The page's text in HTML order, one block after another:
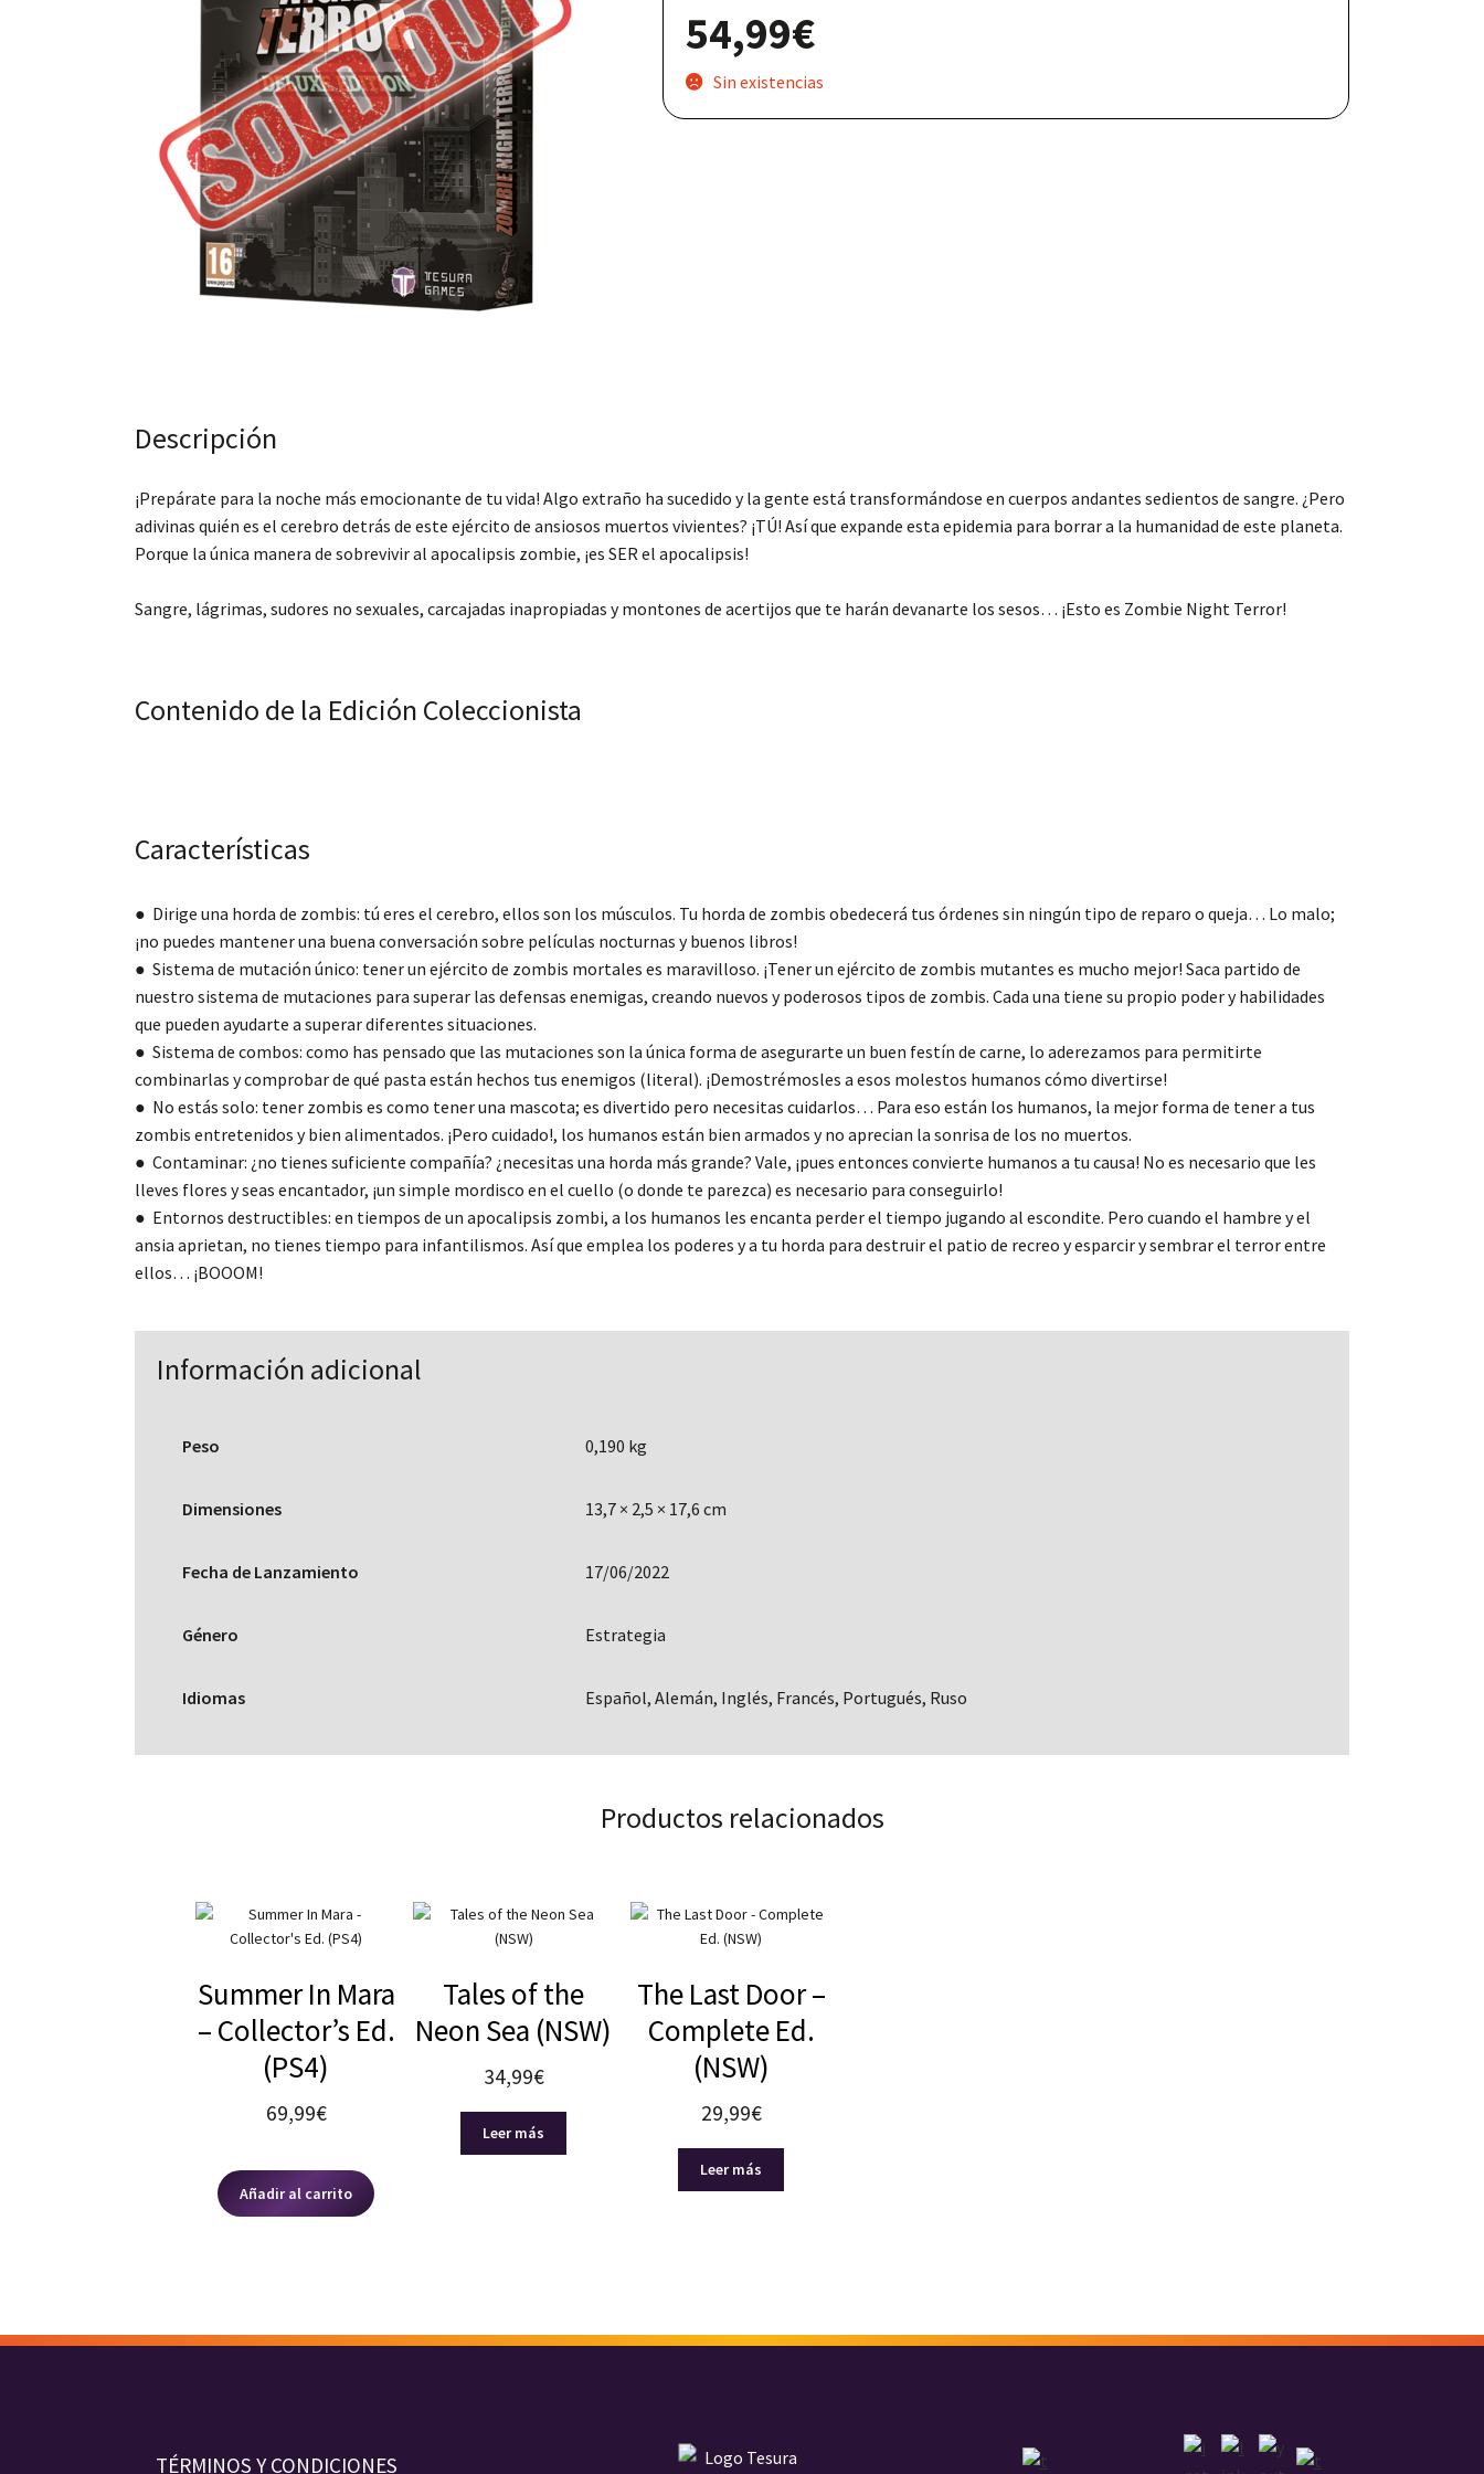
54,99€
Sin existencias
Descripción
¡Prepárate para la noche más emocionante de tu vida! Algo extraño ha sucedido y la gente está transformándose en cuerpos andantes sedientos de sangre. ¿Pero
adivinas quién es el cerebro detrás de este ejército de ansiosos muertos vivientes? ¡TÚ! Así que expande esta epidemia para borrar a la humanidad de este planeta.
Porque la única manera de sobrevivir al apocalipsis zombie, ¡es SER el apocalipsis!
Sangre, lágrimas, sudores no sexuales, carcajadas inapropiadas y montones de acertijos que te harán devanarte los sesos… ¡Esto es Zombie Night Terror!
Contenido de la Edición Coleccionista
Características
● Dirige una horda de zombis: tú eres el cerebro, ellos son los músculos. Tu horda de zombis obedecerá tus órdenes sin ningún tipo de reparo o queja… Lo malo;
¡no puedes mantener una buena conversación sobre películas nocturnas y buenos libros!
● Sistema de mutación único: tener un ejército de zombis mortales es maravilloso. ¡Tener un ejército de zombis mutantes es mucho mejor! Saca partido de
nuestro sistema de mutaciones para superar las defensas enemigas, creando nuevos y poderosos tipos de zombis. Cada una tiene su propio poder y habilidades
que pueden ayudarte a superar diferentes situaciones.
● Sistema de combos: como has pensado que las mutaciones son la única forma de asegurarte un buen festín de carne, lo aderezamos para permitirte
combinarlas y comprobar de qué pasta están hechos tus enemigos (literal). ¡Demostrémosles a esos molestos humanos cómo divertirse!
● No estás solo: tener zombis es como tener una mascota; es divertido pero necesitas cuidarlos… Para eso están los humanos, la mejor forma de tener a tus
zombis entretenidos y bien alimentados. ¡Pero cuidado!, los humanos están bien armados y no aprecian la sonrisa de los no muertos.
● Contaminar: ¿no tienes suficiente compañía? ¿necesitas una horda más grande? Vale, ¡pues entonces convierte humanos a tu causa! No es necesario que les
lleves flores y seas encantador, ¡un simple mordisco en el cuello (o donde te parezca) es necesario para conseguirlo!
● Entornos destructibles: en tiempos de un apocalipsis zombi, a los humanos les encanta perder el tiempo jugando al escondite. Pero cuando el hambre y el
ansia aprietan, no tienes tiempo para infantilismos. Así que emplea los poderes y a tu horda para destruir el patio de recreo y esparcir y sembrar el terror entre
ellos… ¡BOOOM!
Información adicional
Peso 0,190 kg
Dimensiones 13,7 × 2,5 × 17,6 cm
Fecha de Lanzamiento 17/06/2022
Género Estrategia
Idiomas Español, Alemán, Inglés, Francés, Portugués, Ruso
Productos relacionados
Summer In Mara
– Collector’s Ed.
(PS4)
69,99€
Añadir al carrito
Tales of the
Neon Sea (NSW)
34,99€
Leer más
The Last Door –
Complete Ed.
(NSW)
29,99€
Leer más
TÉRMINOS Y CONDICIONES
Nuestras redes: